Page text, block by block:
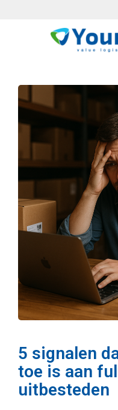
5 signalen
toe is aan
uitbesteden